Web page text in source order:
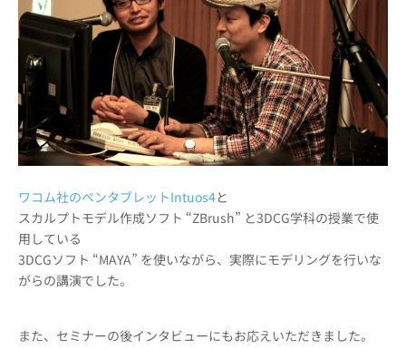
ワコム社のペンタブレットIntuos4と
スカルプトモデル作成ソフト “ZBrush” と3DCG学科の授業で使
用している
3DCGソフト “MAYA” を使いながら、実際にモデリングを行いな
がらの講演でした。
また、セミナーの後インタビューにもお応えいただきました。